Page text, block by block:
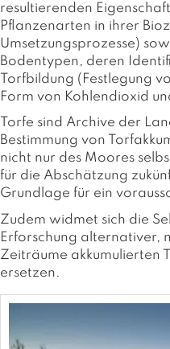
resultierenden
Pflanzenarten in ihrer
Umsetzungsprozesse)
Bodentypen, deren
Torfbildung (Festlegung
Form von Kohlendioxid
Torfe sind Archive der
Bestimmung von
nicht nur des Moores
für die Abschätzung
Grundlage für ein
Zudem widmet sich die
Erforschung alternativer,
Zeiträume akkumulierten
ersetzen.